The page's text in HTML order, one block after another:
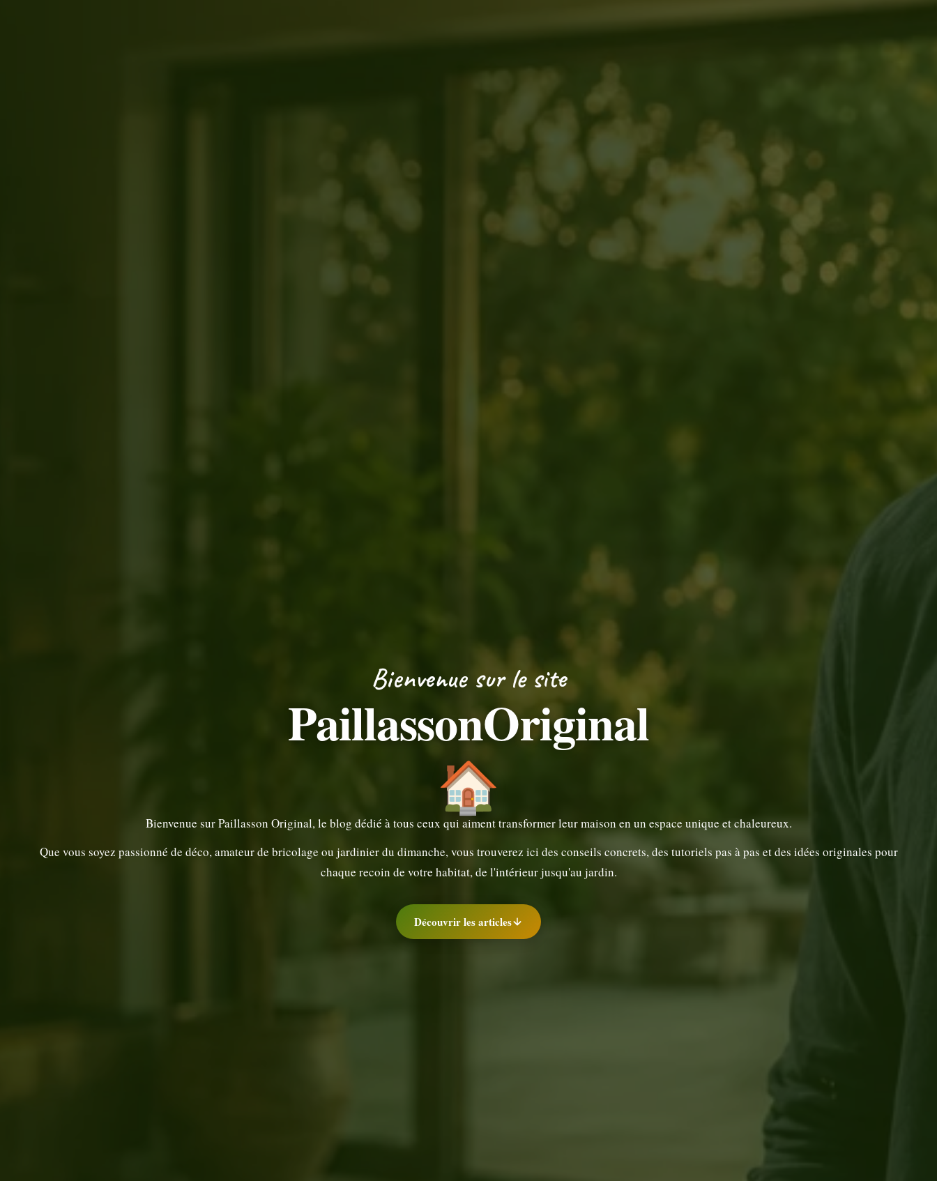
Bienvenue sur le site
PaillassonOriginal
🏠
Bienvenue sur Paillasson Original, le blog dédié à tous ceux qui aiment transformer leur maison en un espace unique et chaleureux.
Que vous soyez passionné de déco, amateur de bricolage ou jardinier du dimanche, vous trouverez ici des conseils concrets, des tutoriels pas à pas et des idées originales pour
chaque recoin de votre habitat, de l'intérieur jusqu'au jardin.
Découvrir les articles